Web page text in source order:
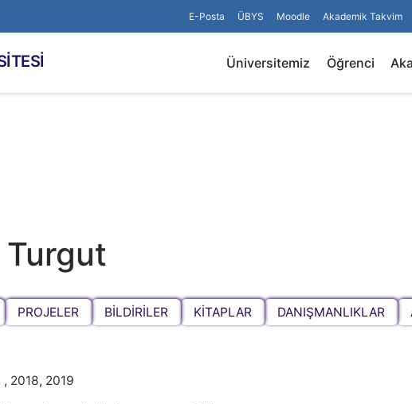
E-Posta ÜBYS Moodle Akademik Takvim
Üniversitemiz Öğrenci
PROJELER BİLDİRİLER KİTAPLAR DANIŞMANLIKLAR
2018, 2019